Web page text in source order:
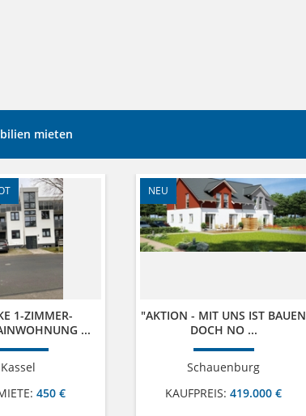
mieten
1-ZIMMER-
...
Kassel
450 €
NEU
"AKTION - MIT UNS IST BAUEN
DOCH NO ...
Schauenburg
KAUFPREIS: 419.000 €